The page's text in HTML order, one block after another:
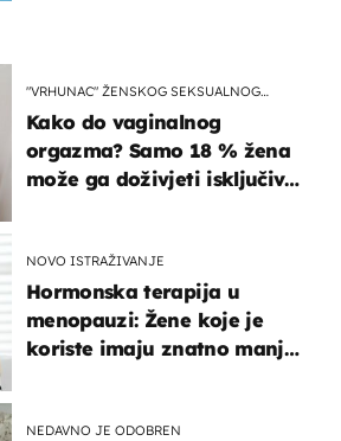
"VRHUNAC" ŽENSKOG SEKSUALNOG
Kako do vaginalnog
orgazma? Samo 18 % žena
može ga doživjeti isključivo
NOVO ISTRAŽIVANJE
Hormonska terapija u
menopauzi: Žene koje je
koriste imaju znatno manji
NEDAVNO JE ODOBREN